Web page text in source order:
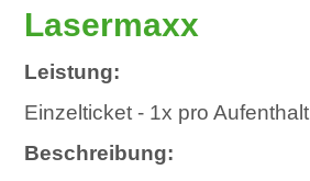
Lasermaxx
Leistung:
Einzelticket - 1x pro Aufenthalt
Beschreibung: